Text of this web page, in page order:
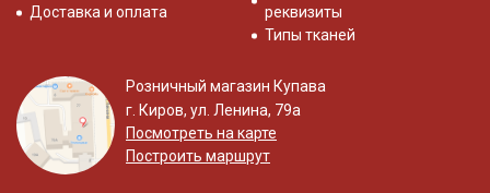
Доставка и оплата
реквизиты
Типы тканей
Розничный магазин Купава
г. Киров, ул. Ленина, 79а
Посмотреть на карте
Построить маршрут